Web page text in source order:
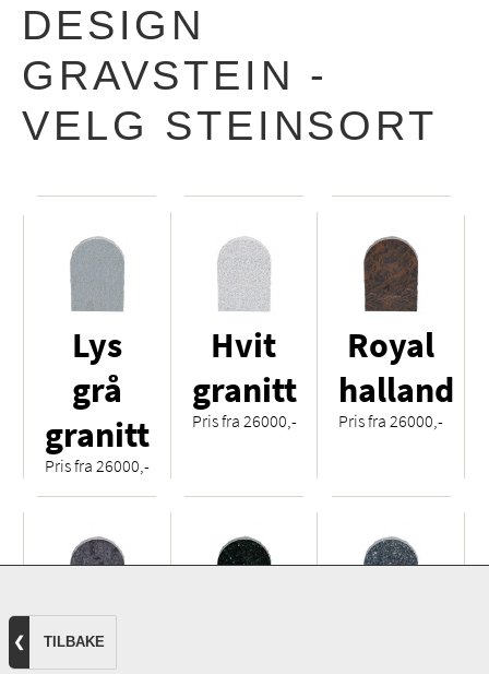
DESIGN
GRAVSTEIN -
VELG STEINSORT
Lys
grå
granitt
Pris fra 26000,-
Hvit
granitt
Pris fra 26000,-
Royal
halland
Pris fra 26000,-
Orion
❮ TILBAKE